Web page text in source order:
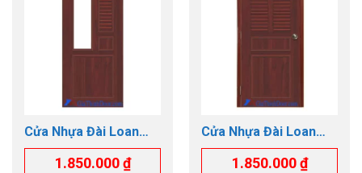
Cửa Nhựa Đài Loan
GTD.YB-47
1.850.000₫
Cửa Nhựa Đài Loan
GTD.YB-19
1.850.000₫